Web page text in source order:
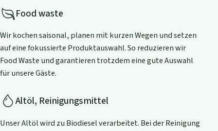
Food waste
Wir kochen saisonal, planen mit kurzen Wegen und setzen
auf eine fokussierte Produktauswahl. So reduzieren wir
Food Waste und garantieren trotzdem eine gute Auswahl
für unsere Gäste.
Altöl, Reinigungsmittel
Unser Altöl wird zu Biodiesel verarbeitet. Bei der Reinigung